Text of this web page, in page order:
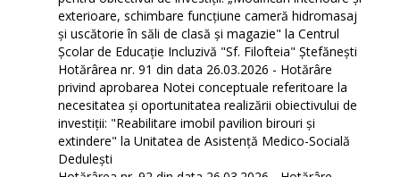
exterioare, schimbare funcțiune cameră hidromasaj
și uscătorie în săli de clasă și magazie" la Centrul
Școlar de Educație Incluzivă "Sf. Filofteia" Ștefănești
Hotărârea nr. 91 din data 26.03.2026 - Hotărâre
privind aprobarea Notei conceptuale referitoare la
necesitatea și oportunitatea realizării obiectivului de
investiții: "Reabilitare imobil pavilion birouri și
extindere" la Unitatea de Asistență Medico-Socială
Dedulești